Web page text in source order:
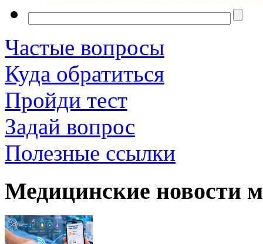
Частые вопросы
Куда обратиться
Пройди тест
Задай вопрос
Полезные ссылки
Медицинские новости